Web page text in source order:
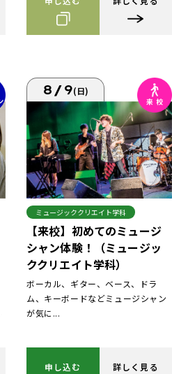
8/9(日)
ミュージッククリエイト学科
【来校】初めてのミュージ
シャン体験！（ミュージッ
ククリエイト学科）
ボーカル、ギター、ベース、ドラ
ム、キーボードなどミュージシャン
が気に...
申し込む 詳しく見る